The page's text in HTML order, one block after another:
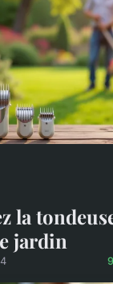
la
jardin